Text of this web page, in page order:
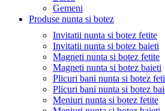
Gemeni
Produse nunta si botez
Invitatii nunta si botez fetite
Invitatii nunta si botez baieti
Magneti nunta si botez fetite
Magneti nunta si botez baieti
Plicuri bani nunta si botez
Plicuri bani nunta si botez
Meniuri nunta si botez fetite